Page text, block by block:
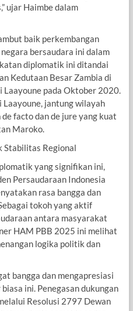
ujar Haimbe dalam
baik perkembangan
bersaudara ini dalam
diplomatik ini ditandai
Kedutaan Besar Zambia di
Laayoune pada Oktober 2020.
jantung wilayah
facto dan de jure yang kuat
Maroko.
Stabilitas Regional
yang signifikan ini,
Persaudaraan Indonesia
rasa bangga dan
tokoh yang aktif
antara masyarakat
HAM PBB 2025 ini melihat
logika politik dan
bangga dan mengapresiasi
ini. Penegasan dukungan
Resolusi 2797 Dewan